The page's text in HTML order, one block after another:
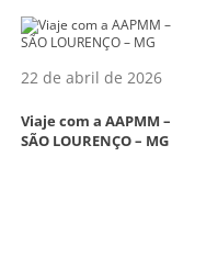
22 de abril de 2026
Viaje com a AAPMM –
SÃO LOURENÇO – MG